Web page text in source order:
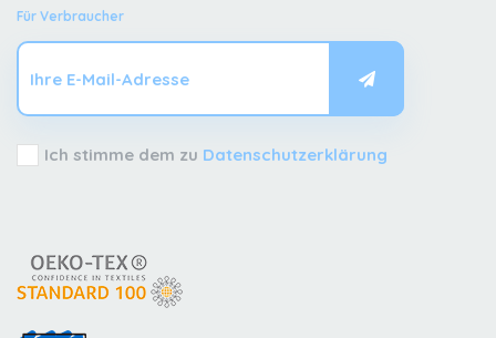
Für Verbraucher
Ich stimme dem zu Datenschutzerklärung